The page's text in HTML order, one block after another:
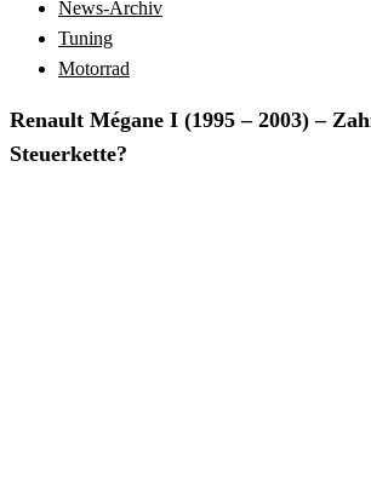
News-Archiv
Tuning
Motorrad
Renault Mégane I (1995 – 2003) –
Steuerkette?